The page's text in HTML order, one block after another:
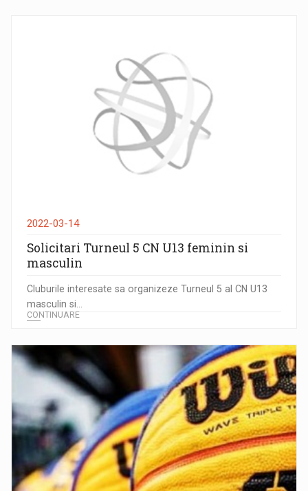
2022-03-14
Solicitari Turneul 5 CN U13 feminin si
masculin
Cluburile interesate sa organizeze Turneul 5 al CN U13
masculin si...
CONTINUARE